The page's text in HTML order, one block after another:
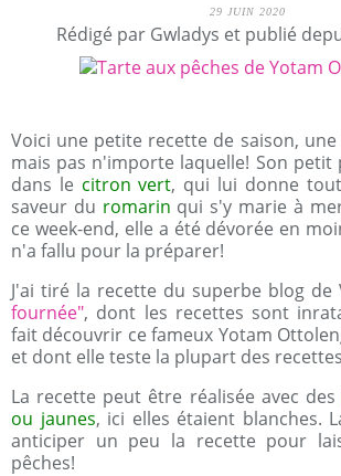
29 JUIN 2020
Rédigé par Gwladys et publié
Voici une petite recette de saison,
mais pas n'importe laquelle! Son petit
dans le citron vert, qui lui donne
saveur du romarin qui s'y marie à
ce week-end, elle a été dévorée en
n'a fallu pour la préparer!
J'ai tiré la recette du superbe blog de
fournée", dont les recettes sont
fait découvrir ce fameux Yotam
et dont elle teste la plupart des
La recette peut être réalisée avec des
ou jaunes, ici elles étaient blanches.
anticiper un peu la recette pour
pêches!